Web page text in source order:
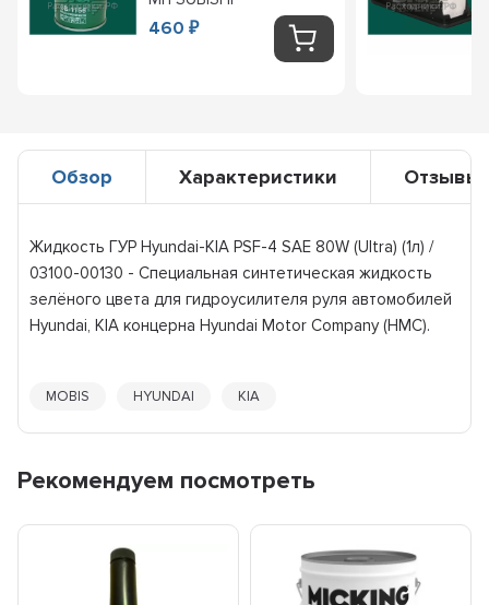
460₽
Обзор Характеристики Отзывы
Жидкость ГУР Hyundai-KIA PSF-4 SAE 80W (Ultra) (1л) /
03100-00130 - Специальная синтетическая жидкость
зелёного цвета для гидроусилителя руля автомобилей
Hyundai, KIA концерна Hyundai Motor Company (HMC).
MOBIS HYUNDAI KIA
Рекомендуем посмотреть